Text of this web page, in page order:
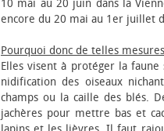
10 mai au 20 juin dans la
encore du 20 mai au 1er juillet
Pourquoi donc de telles mesures
Elles visent à protéger la
nidification des oiseaux
champs ou la caille des blés.
jachères pour mettre bas et